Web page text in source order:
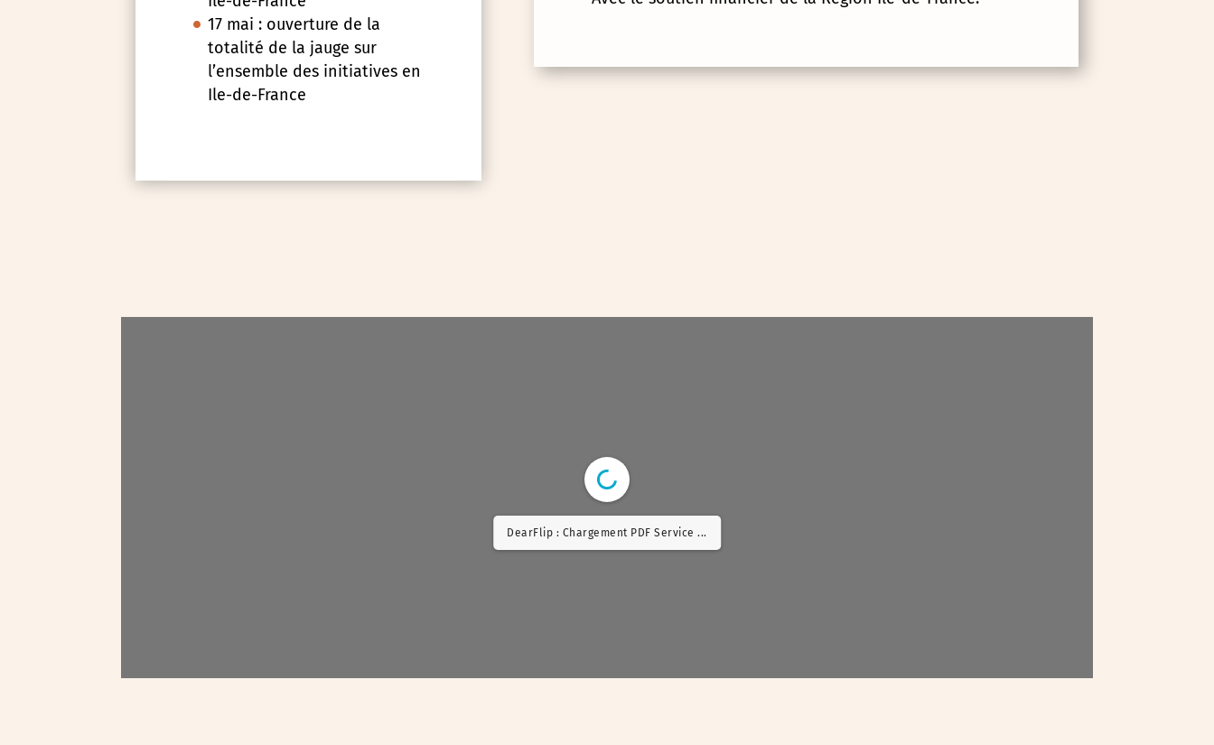
17 mai : ouverture de la
totalité de la jauge sur
l’ensemble des initiatives en
Ile-de-France
DearFlip : Chargement PDF Worker ...